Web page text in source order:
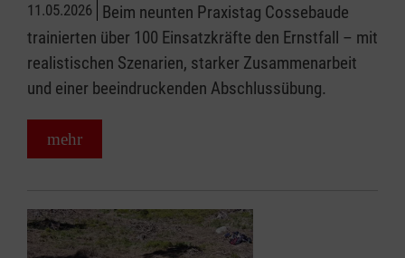
11.05.2026 Beim neunten Praxistag Cossebaude
trainierten über 100 Einsatzkräfte den Ernstfall – mit
realistischen Szenarien, starker Zusammenarbeit
und einer beeindruckenden Abschlussübung.
mehr